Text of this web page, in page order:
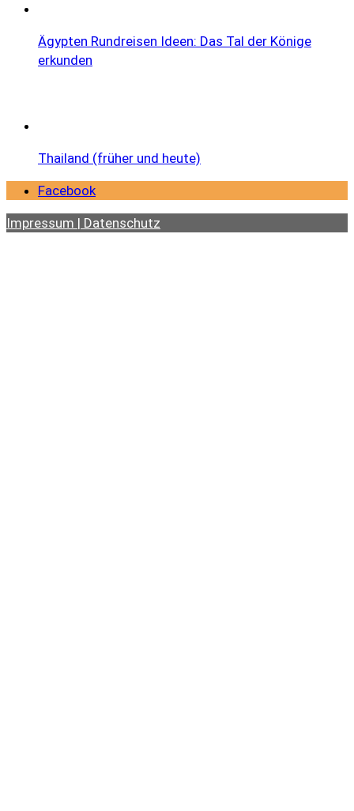
Ägypten Rundreisen Ideen: Das Tal der Könige
erkunden
Thailand (früher und heute)
Facebook
Impressum | Datenschutz